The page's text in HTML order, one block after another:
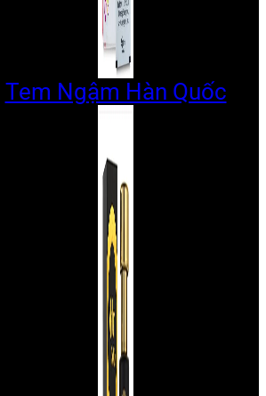
Tem Ngậm Hàn Quốc